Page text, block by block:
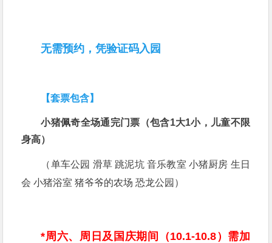
无需预约，凭验证码入园
【套票包含】
小猪佩奇全场通完门票（包含1大1小，儿童不限
身高）
（单车公园 滑草 跳泥坑 音乐教室 小猪厨房 生日
会 小猪浴室 猪爷爷的农场 恐龙公园 ）
*周六、周日及国庆期间（10.1-10.8）需加